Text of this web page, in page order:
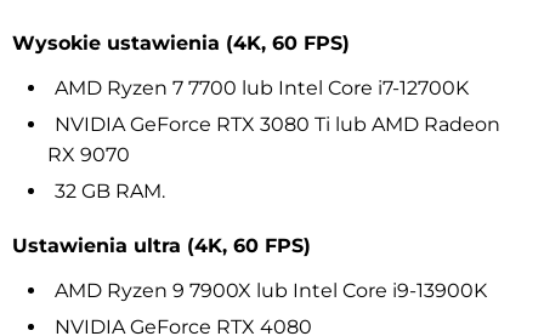
Wysokie ustawienia (4K, 60 FPS)
AMD Ryzen 7 7700 lub Intel Core i7-12700K
NVIDIA GeForce RTX 3080 Ti lub AMD Radeon
RX 9070
32 GB RAM.
Ustawienia ultra (4K, 60 FPS)
AMD Ryzen 9 7900X lub Intel Core i9-13900K
NVIDIA GeForce RTX 4080